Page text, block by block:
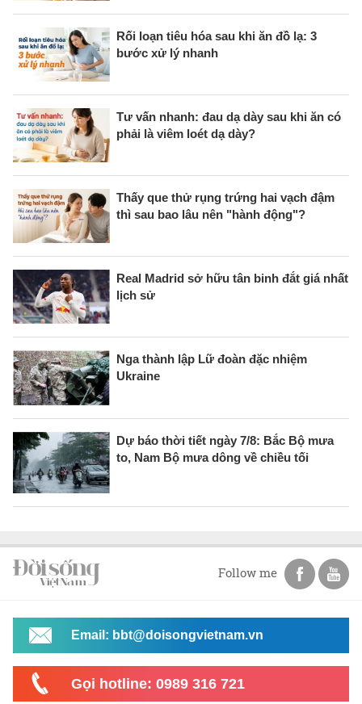
Rối loạn tiêu hóa sau khi ăn đồ lạ: 3
bước xử lý nhanh
Tư vấn nhanh: đau dạ dày sau khi ăn có
phải là viêm loét dạ dày?
Thấy que thử rụng trứng hai vạch đậm
thì sau bao lâu nên "hành động"?
Real Madrid sở hữu tân binh đắt giá nhất
lịch sử
Nga thành lập Lữ đoàn đặc nhiệm
Ukraine
Dự báo thời tiết ngày 7/8: Bắc Bộ mưa
to, Nam Bộ mưa dông về chiều tối
Follow me
Email: bbt@doisongvietnam.vn
Gọi hotline: 0989 316 721